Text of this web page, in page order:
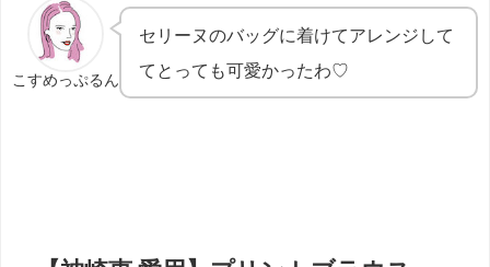
こすめっぷるん
セリーヌのバッグに着けてアレンジして
てとっても可愛かったわ♡